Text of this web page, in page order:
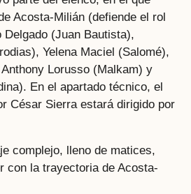
Acosta-Milián (defiende el rol
(Juan Bautista),
Yelena Maciel (Salomé),
Lorusso (Malkam) y
En el apartado técnico, el
César Sierra estará dirigido por
complejo, lleno de matices,
con la trayectoria de Acosta-